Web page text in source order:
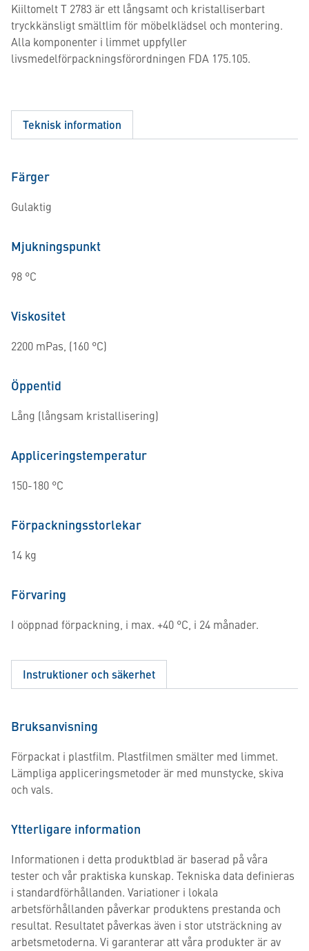
Kiiltomelt T 2783 är ett långsamt och kristalliserbart
tryckkänsligt smältlim för möbelklädsel och montering.
Alla komponenter i limmet uppfyller
livsmedelförpackningsförordningen FDA 175.105.
Teknisk information
Färger
Gulaktig
Mjukningspunkt
98 °C
Viskositet
2200 mPas, (160 °C)
Öppentid
Lång (långsam kristallisering)
Appliceringstemperatur
150-180 °C
Förpackningsstorlekar
14 kg
Förvaring
I oöppnad förpackning, i max. +40 °C, i 24 månader.
Instruktioner och säkerhet
Bruksanvisning
Förpackat i plastfilm. Plastfilmen smälter med limmet.
Lämpliga appliceringsmetoder är med munstycke, skiva
och vals.
Ytterligare information
Informationen i detta produktblad är baserad på våra
tester och vår praktiska kunskap. Tekniska data definieras
i standardförhållanden. Variationer i lokala
arbetsförhållanden påverkar produktens prestanda och
resultat. Resultatet påverkas även i stor utsträckning av
arbetsmetoderna. Vi garanterar att våra produkter är av